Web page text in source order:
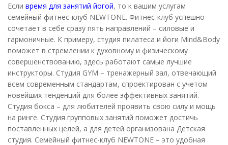
Если время для занятий йогой, то к вашим услугам
семейный фитнес-клуб NEWTONE. Фитнес-клуб успешно
сочетает в себе сразу пять направлений – силовые и
гармоничные. К примеру, студия пилатеса и йоги Mind&Body
поможет в стремлении к духовному и физическому
совершенствованию, здесь работают самые лучшие
инструкторы. Студия GYM – тренажерный зал, отвечающий
всем современным стандартам, спроектирован с учетом
новейших тенденций для более эффективных занятий.
Студия бокса – для любителей проявить свою силу и мощь
на ринге. Студия групповых занятий поможет достичь
поставленных целей, а для детей организована Детская
студия. Семейный фитнес-клуб NEWTONE – это удобная